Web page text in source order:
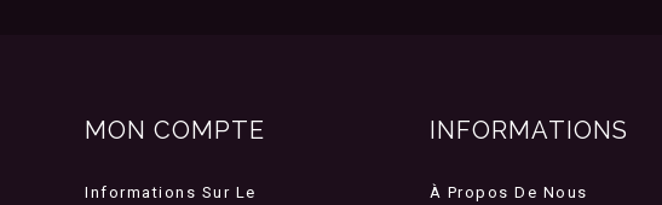
MON COMPTE
Informations Sur Le
INFORMATIONS
À Propos De Nous